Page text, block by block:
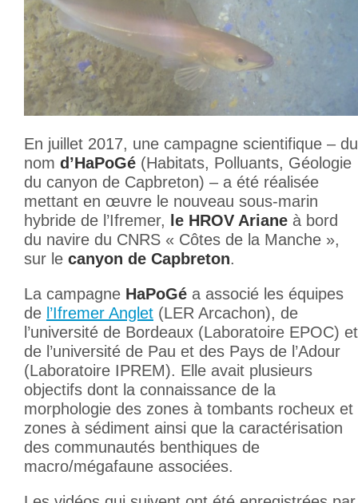
En juillet 2017, une campagne scientifique – du
nom d’HaPoGé (Habitats, Polluants, Géologie
du canyon de Capbreton) – a été réalisée
mettant en œuvre le nouveau sous-marin
hybride de l’Ifremer,
le HROV Ariane à bord
du navire du CNRS « Côtes de la Manche »,
sur le canyon de Capbreton.
La campagne HaPoGé a associé les équipes
de l’Ifremer Anglet (LER Arcachon), de
l’université de Bordeaux (Laboratoire EPOC) et
de l’université de Pau et des Pays de l’Adour
(Laboratoire IPREM). Elle avait plusieurs
objectifs dont la connaissance de la
morphologie des zones à tombants rocheux et
zones à sédiment ainsi que la caractérisation
des communautés benthiques de
macro/mégafaune associées.